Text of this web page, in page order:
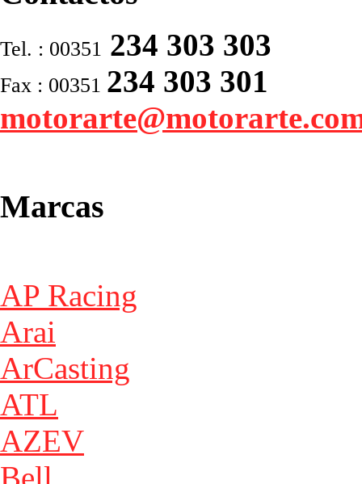
Tel. : 00351 234 303 303
Fax : 00351 234 303 301
Marcas
AP Racing
Arai
ArCasting
ATL
AZEV
Bell